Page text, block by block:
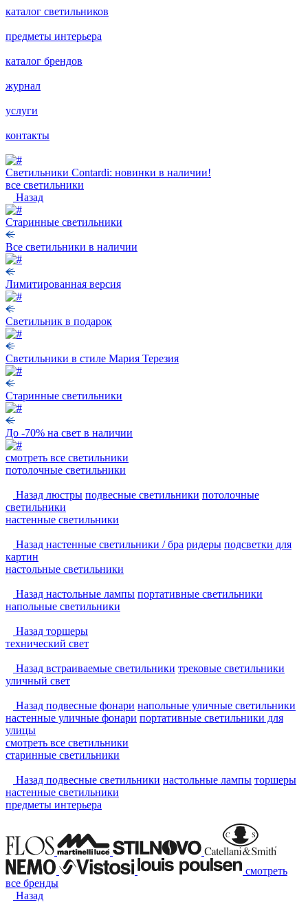
каталог светильников
предметы интерьера
каталог брендов
журнал
услуги
контакты
Светильники Contardi: новинки в наличии!
все светильники
Назад
Старинные светильники
Все светильники в наличии
Лимитированная версия
Светильник в подарок
Светильники в стиле Мария Терезия
Старинные светильники
До -70% на свет в наличии
смотреть все светильники
потолочные светильники
Назад люстры подвесные светильники потолочные
светильники
настенные светильники
Назад настенные светильники / бра ридеры подсветки для
картин
настольные светильники
Назад настольные лампы портативные светильники
напольные светильники
Назад торшеры
технический свет
Назад встраиваемые светильники трековые светильники
уличный свет
Назад подвесные фонари напольные уличные светильники
настенные уличные фонари портативные светильники для
улицы
смотреть все светильники
старинные светильники
Назад подвесные светильники настольные лампы торшеры
настенные светильники
предметы интерьера
смотреть
все бренды
Назад